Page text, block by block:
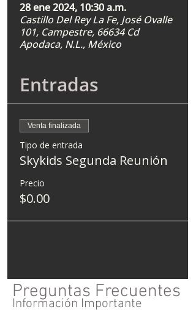
28 ene 2024, 10:30 a.m.
Castillo Del Rey La Fe, José Ovalle
101, Campestre, 66634 Cd
Apodaca, N.L., México
Entradas
Venta finalizada
Tipo de entrada
Skykids Segunda Reunión
Precio
$0.00
Preguntas Frecuentes
Información Importante